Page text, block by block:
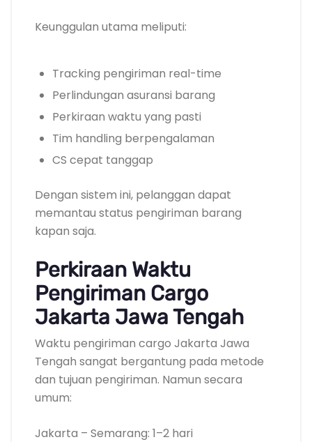
Keunggulan utama meliputi:
Tracking pengiriman real-time
Perlindungan asuransi barang
Perkiraan waktu yang pasti
Tim handling berpengalaman
CS cepat tanggap
Dengan sistem ini, pelanggan dapat
memantau status pengiriman barang
kapan saja.
Perkiraan Waktu
Pengiriman Cargo
Jakarta Jawa Tengah
Waktu pengiriman cargo Jakarta Jawa
Tengah sangat bergantung pada metode
dan tujuan pengiriman. Namun secara
umum:
Jakarta – Semarang: 1–2 hari